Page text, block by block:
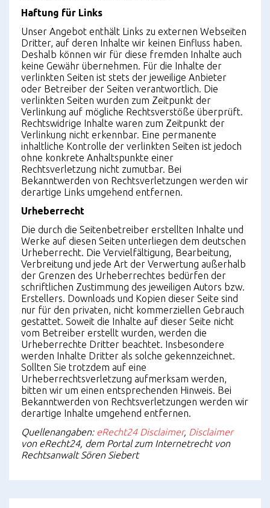
Haftung für Links
Unser Angebot enthält Links zu externen Webseiten
Dritter, auf deren Inhalte wir keinen Einfluss haben.
Deshalb können wir für diese fremden Inhalte auch
keine Gewähr übernehmen. Für die Inhalte der
verlinkten Seiten ist stets der jeweilige Anbieter
oder Betreiber der Seiten verantwortlich. Die
verlinkten Seiten wurden zum Zeitpunkt der
Verlinkung auf mögliche Rechtsverstöße überprüft.
Rechtswidrige Inhalte waren zum Zeitpunkt der
Verlinkung nicht erkennbar. Eine permanente
inhaltliche Kontrolle der verlinkten Seiten ist jedoch
ohne konkrete Anhaltspunkte einer
Rechtsverletzung nicht zumutbar. Bei
Bekanntwerden von Rechtsverletzungen werden wir
derartige Links umgehend entfernen.
Urheberrecht
Die durch die Seitenbetreiber erstellten Inhalte und
Werke auf diesen Seiten unterliegen dem deutschen
Urheberrecht. Die Vervielfältigung, Bearbeitung,
Verbreitung und jede Art der Verwertung außerhalb
der Grenzen des Urheberrechtes bedürfen der
schriftlichen Zustimmung des jeweiligen Autors bzw.
Erstellers. Downloads und Kopien dieser Seite sind
nur für den privaten, nicht kommerziellen Gebrauch
gestattet. Soweit die Inhalte auf dieser Seite nicht
vom Betreiber erstellt wurden, werden die
Urheberrechte Dritter beachtet. Insbesondere
werden Inhalte Dritter als solche gekennzeichnet.
Sollten Sie trotzdem auf eine
Urheberrechtsverletzung aufmerksam werden,
bitten wir um einen entsprechenden Hinweis. Bei
Bekanntwerden von Rechtsverletzungen werden wir
derartige Inhalte umgehend entfernen.
Quellenangaben: eRecht24 Disclaimer, Disclaimer
von eRecht24, dem Portal zum Internetrecht von
Rechtsanwalt Sören Siebert